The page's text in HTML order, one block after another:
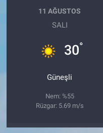
11 AĞUSTOS
SALI
30°
Güneşli
Nem: %55
Rüzgar: 5.69 m/s